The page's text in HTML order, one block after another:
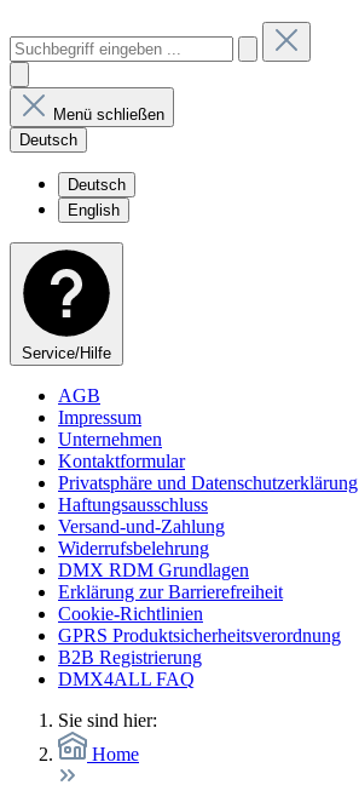
Menü schließen
Deutsch
Deutsch
English
Service/Hilfe
AGB
Impressum
Unternehmen
Kontaktformular
Privatsphäre und Datenschutzerklärung
Haftungsausschluss
Versand-und-Zahlung
Widerrufsbelehrung
DMX RDM Grundlagen
Erklärung zur Barrierefreiheit
Cookie-Richtlinien
GPRS Produktsicherheitsverordnung
B2B Registrierung
DMX4ALL FAQ
Sie sind hier:
Home